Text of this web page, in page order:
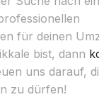
für deinen
bist, dann
uns darauf,
zu dürfen!